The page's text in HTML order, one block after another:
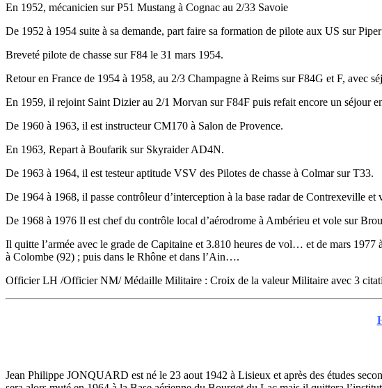
En 1952, mécanicien sur P51 Mustang à Cognac au 2/33 Savoie
De 1952 à 1954 suite à sa demande, part faire sa formation de pilote aux US sur
Breveté pilote de chasse sur F84 le 31 mars 1954.
Retour en France de 1954 à 1958, au 2/3 Champagne à Reims sur F84G et F, avec
En 1959, il rejoint Saint Dizier au 2/1 Morvan sur F84F puis refait encore un séjour
De 1960 à 1963, il est instructeur CM170 à Salon de Provence.
En 1963, Repart à Boufarik sur Skyraider AD4N.
De 1963 à 1964, il est testeur aptitude VSV des Pilotes de chasse à Colmar sur T33.
De 1964 à 1968, il passe contrôleur d’interception à la base radar de Contrexeville et
De 1968 à 1976 Il est chef du contrôle local d’aérodrome à Ambérieu et vole sur
Il quitte l’armée avec le grade de Capitaine et 3.810 heures de vol… et de mars
à Colombe (92) ; puis dans le Rhône et dans l’Ain….
Officier LH /Officier NM/ Médaille Militaire : Croix de la valeur Militaire avec 3
Jean Philippe JONQUARD est né le 23 aout 1942 à Lisieux et après des études